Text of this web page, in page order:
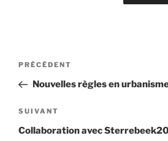
Navigation
l’article
Article
précédent
PRÉCÉDENT
Nouvelles règles en
Article
suivant
SUIVANT
Collaboration avec